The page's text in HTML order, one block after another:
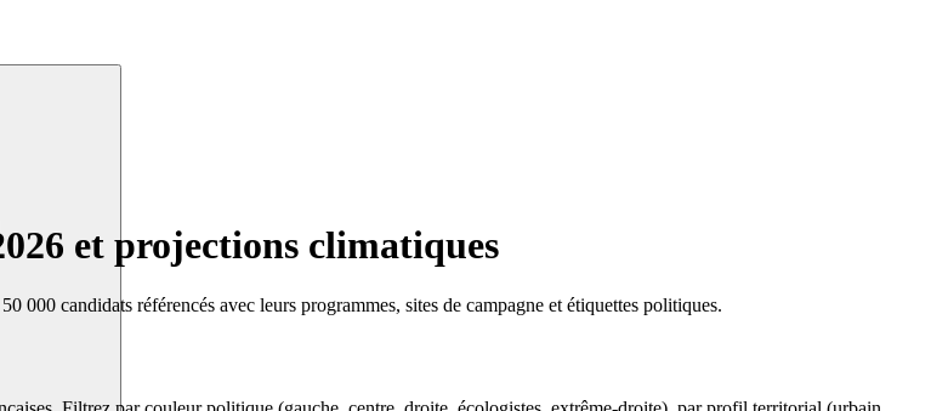
et projections climatiques
000 candidats référencés avec leurs programmes, sites de campagne et étiquettes politiques.